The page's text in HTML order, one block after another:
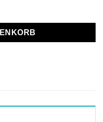
Modul A Menge